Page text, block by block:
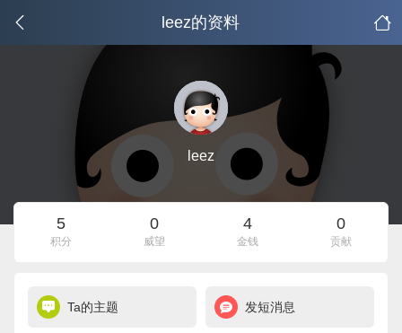
leez的资料
leez
5
积分
0
威望
4
金钱
0
贡献
Ta的主题 发短消息